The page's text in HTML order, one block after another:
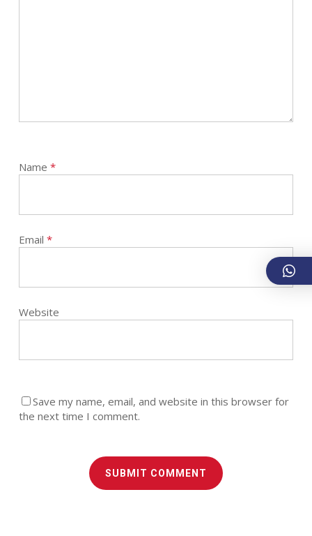
Name *
Email *
Website
Save my name, email, and website in this browser for
the next time I comment.